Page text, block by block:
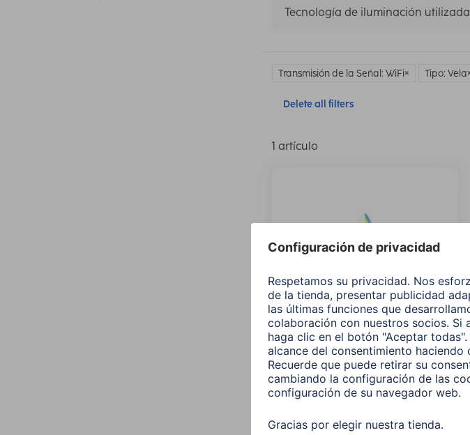
Tecnología de iluminación utilizada
Transmisión de la Señal: WiFi Tipo: Vela
Delete all filters
1 artículo
Hama Lámpara LED WLAN
,E14, 5,5 W, RGBW, Regulable,
Vela, Para control por voz
00176599